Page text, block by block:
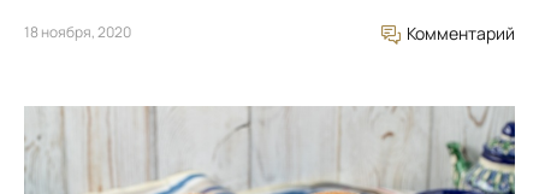
18 ноября, 2020 Комментарий